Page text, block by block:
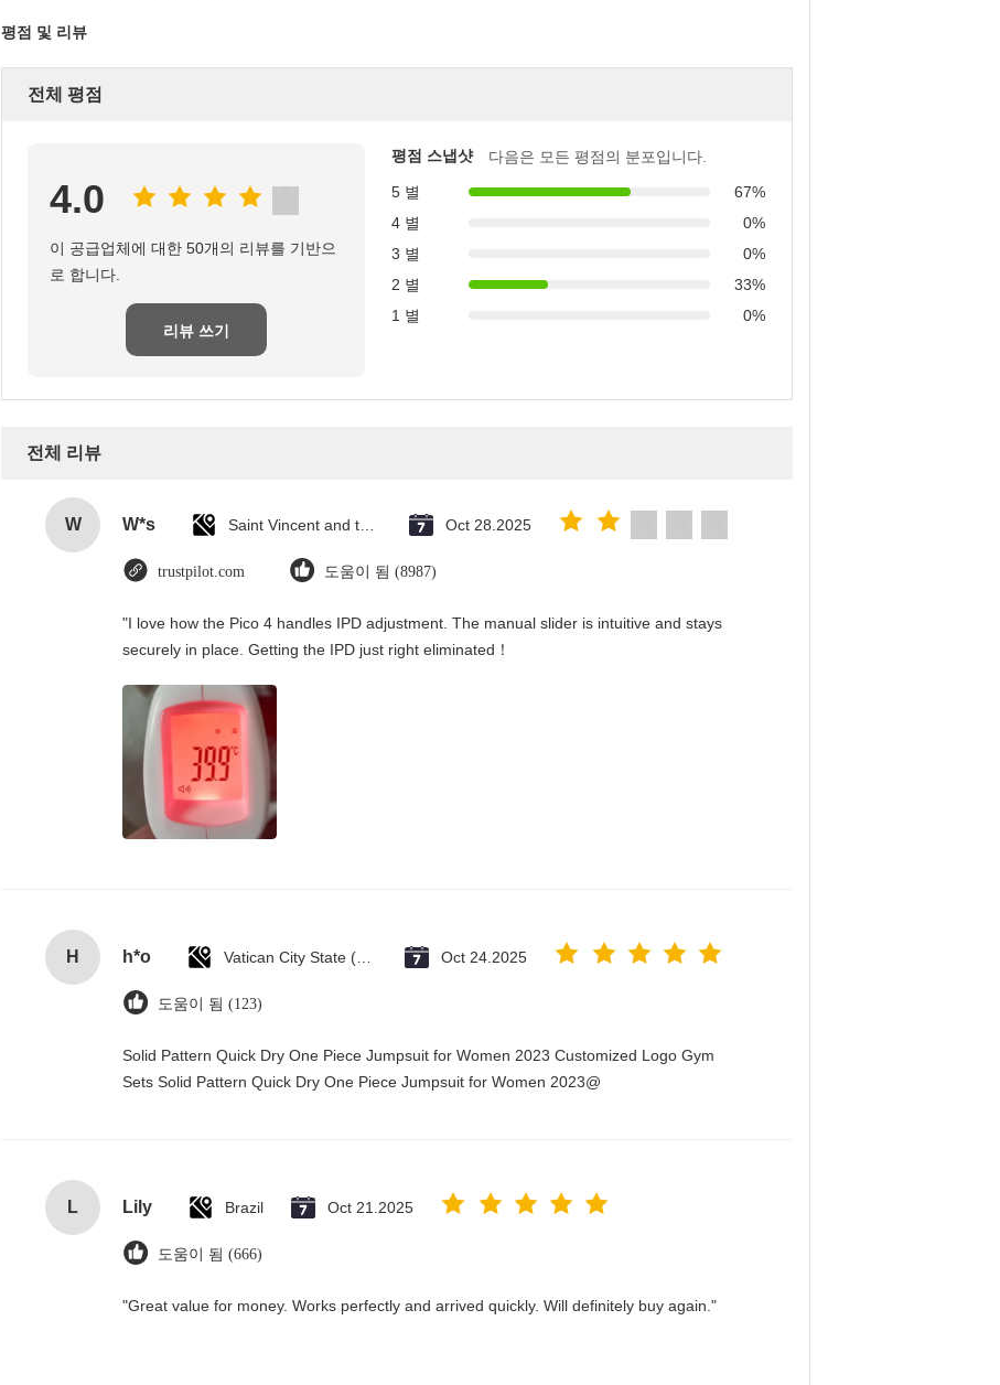
평점 및 리뷰
전체 평점
4.0
이 공급업체에 대한 50개의 리뷰를 기반으
로 합니다.
리뷰 쓰기
평점 스냅샷
다음은 모든 평점의 분포입니다.
5 별
67%
4 별
0%
3 별
0%
2 별
33%
1 별
0%
전체 리뷰
W W*s Oct 28.2025
trustpilot.com 도움이 됨 (8987)
"I love how the Pico 4 handles IPD adjustment. The manual slider is intuitive and stays
securely in place. Getting the IPD just right eliminated！
H h*o Oct 24.2025
도움이 됨 (123)
Solid Pattern Quick Dry One Piece Jumpsuit for Women 2023 Customized Logo Gym
Sets Solid Pattern Quick Dry One Piece Jumpsuit for Women 2023@
L Lily Brazil Oct 21.2025
도움이 됨 (666)
"Great value for money. Works perfectly and arrived quickly. Will definitely buy again."